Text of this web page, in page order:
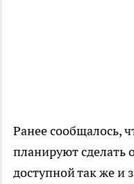
Ранее сообщалось,
планируют сделать
доступной так же и